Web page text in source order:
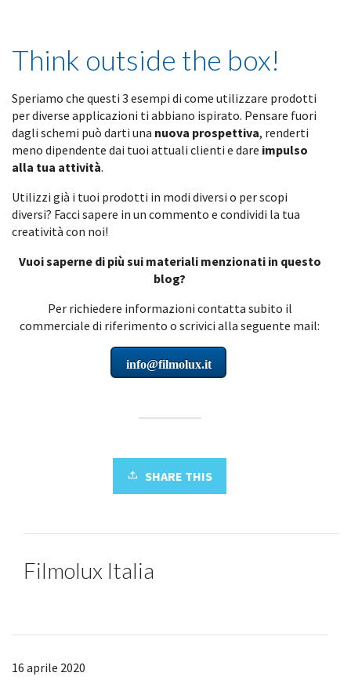
Think outside the box!
Speriamo che questi 3 esempi di come utilizzare prodotti
per diverse applicazioni ti abbiano ispirato. Pensare fuori
dagli schemi può darti una nuova prospettiva, renderti
meno dipendente dai tuoi attuali clienti e dare impulso
alla tua attività.
Utilizzi già i tuoi prodotti in modi diversi o per scopi
diversi? Facci sapere in un commento e condividi la tua
creatività con noi!
Vuoi saperne di più sui materiali menzionati in questo
blog?
Per richiedere informazioni contatta subito il
commerciale di riferimento o scrivici alla seguente mail:
info@filmolux.it
SHARE THIS
Filmolux Italia
16 aprile 2020